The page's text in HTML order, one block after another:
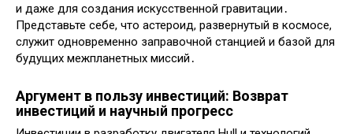
и даже для создания искусственной гравитации․
Представьте себе, что астероид, развернутый в космосе,
служит одновременно заправочной станцией и базой для
будущих межпланетных миссий․
Аргумент в пользу инвестиций: Возврат
инвестиций и научный прогресс